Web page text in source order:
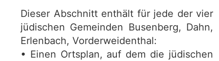
Dieser Abschnitt enthält für jede der vier
jüdischen Gemeinden Busenberg, Dahn,
Erlenbach, Vorderweidenthal:
• Einen Ortsplan, auf dem die jüdischen